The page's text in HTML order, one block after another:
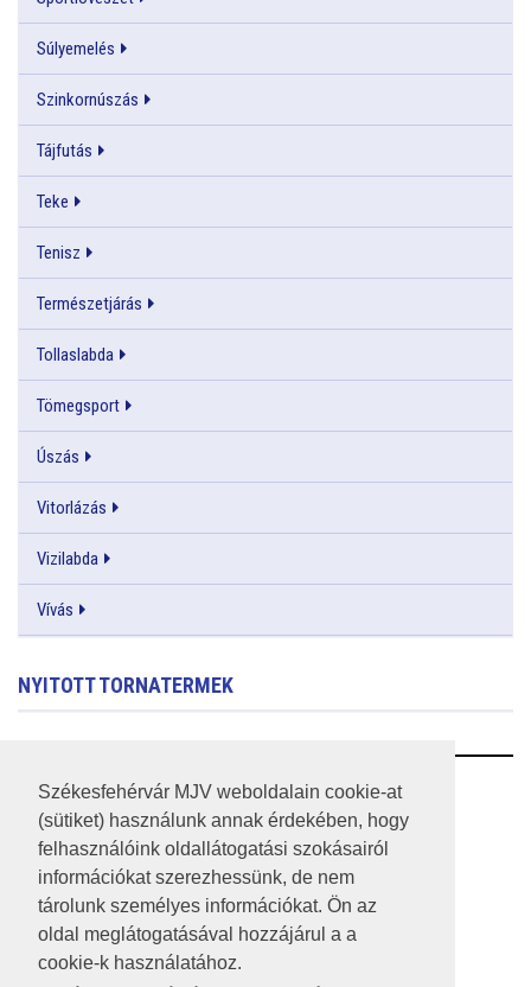
Székesfehérvár MJV weboldalain cookie-at
(sütiket) használunk annak érdekében, hogy
felhasználóink oldallátogatási szokásairól
információkat szerezhessünk, de nem
tárolunk személyes információkat. Ön az
oldal meglátogatásával hozzájárul a a
cookie-k használatához.
Súlyemelés
Szinkornúszás
Tájfutás
Teke
Tenisz
Természetjárás
Tollaslabda
Tömegsport
Úszás
Vitorlázás
Vizilabda
Vívás
NYITOTT TORNATERMEK
RSS
A HONLAP 2017.03.31-I ÁLLAPOTA
JOGI NYILATKOZAT
IMPRESSZUM